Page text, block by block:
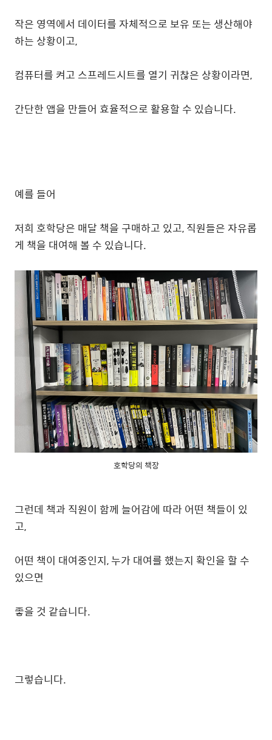
작은 영역에서 데이터를 자체적으로 보유 또는 생산해야
하는 상황이고,
컴퓨터를 켜고 스프레드시트를 열기 귀찮은 상황이라면,
간단한 앱을 만들어 효율적으로 활용할 수 있습니다.
예를 들어
저희 호학당은 매달 책을 구매하고 있고, 직원들은 자유롭
게 책을 대여해 볼 수 있습니다.
호학당의 책장
그런데 책과 직원이 함께 늘어감에 따라 어떤 책들이 있
고,
어떤 책이 대여중인지, 누가 대여를 했는지 확인을 할 수
있으면
좋을 것 같습니다.
그렇습니다.